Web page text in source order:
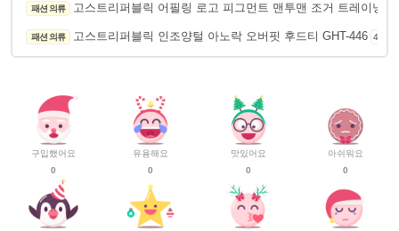
패션 의류 고스트리퍼블릭 어필링 로고 피그먼트 맨투맨 조거 트레이닝
패션 의류 고스트리퍼블릭 인조양털 아노락 오버핏 후드티 GHT-446 437
구입했어요
0
유용해요
0
맛있어요
0
아쉬워요
0